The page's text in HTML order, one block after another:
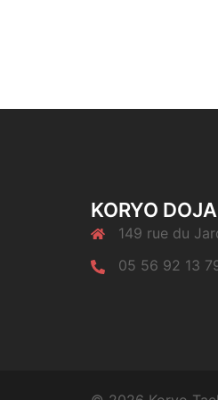
KORYO
149 rue du
05 56 92 13